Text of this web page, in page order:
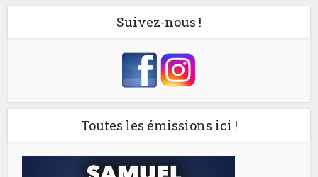
Suivez-nous !
Toutes les émissions ici !